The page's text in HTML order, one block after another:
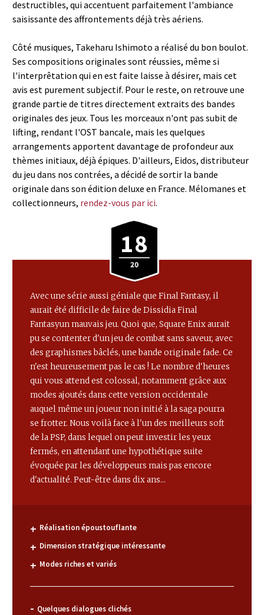
destructibles, qui accentuent parfaitement l'ambiance
saisissante des affrontements déjà très aériens.
Côté musiques, Takeharu Ishimoto a réalisé du bon boulot.
Ses compositions originales sont réussies, même si
l'interprêtation qui en est faite laisse à désirer, mais cet
avis est purement subjectif. Pour le reste, on retrouve une
grande partie de titres directement extraits des bandes
originales des jeux. Tous les morceaux n'ont pas subit de
lifting, rendant l'OST bancale, mais les quelques
arrangements apportent davantage de profondeur aux
thèmes initiaux, déjà épiques. D'ailleurs, Eidos, distributeur
du jeu dans nos contrées, a décidé de sortir la bande
originale dans son édition deluxe en France. Mélomanes et
collectionneurs, rendez-vous par ici.
Avec une série aussi géniale que Final Fantasy, il
aurait été difficile de faire de Dissidia Final
Fantasyun mauvais jeu. Quoi que, Square Enix aurait
pu se contenter d'un jeu de combat sans saveur, avec
des graphismes bâclés, une bande originale fade. Ce
n'est heureusement pas le cas ! Le nombre d'heures
qui vous attend est colossal, notamment grâce aux
modes ajoutés dans cette version occidentale
auquel même un joueur non initié à la saga pourra
se frotter. Nous voilà face à l'un des meilleurs soft
de la PSP, dans lequel on peut investir les yeux
fermés, en attendant une hypothétique suite
évoquée par les développeurs mais pas encore
d'actualité. Peut-être dans dix ans...
18
Réalisation époustouflante
Dimension stratégique intéressante
Modes riches et variés
Quelques dialogues clichés